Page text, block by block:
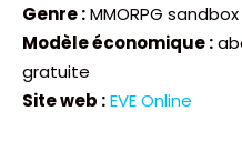
Genre :MMORPG
Modèle économique :
gratuite
Site web :EVE Online